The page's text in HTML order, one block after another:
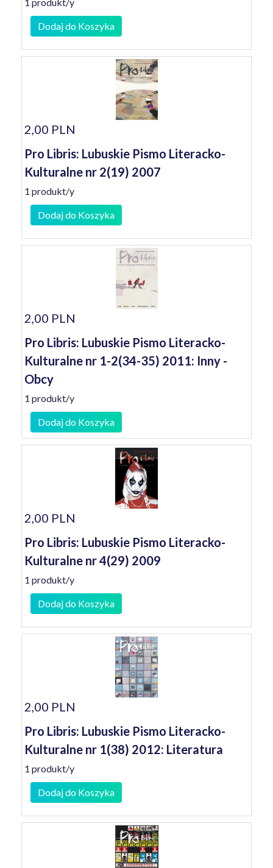
Dodaj do Koszyka
2,00 PLN
Pro Libris: Lubuskie Pismo Literacko-
Kulturalne nr 2(19) 2007
1 produkt/y
Dodaj do Koszyka
2,00 PLN
Pro Libris: Lubuskie Pismo Literacko-
Kulturalne nr 1-2(34-35) 2011: Inny -
Obcy
1 produkt/y
Dodaj do Koszyka
2,00 PLN
Pro Libris: Lubuskie Pismo Literacko-
Kulturalne nr 4(29) 2009
1 produkt/y
Dodaj do Koszyka
2,00 PLN
Pro Libris: Lubuskie Pismo Literacko-
Kulturalne nr 1(38) 2012: Literatura
1 produkt/y
Dodaj do Koszyka